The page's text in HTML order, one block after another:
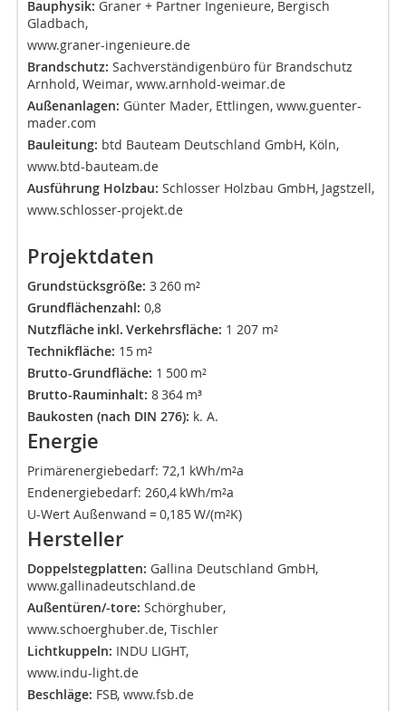
Bauphysik: Graner + Partner Ingenieure, Bergisch
Gladbach,
www.graner-ingenieure.de
Brandschutz: Sachverständigenbüro für Brandschutz
Arnhold, Weimar, www.arnhold-weimar.de
Außenanlagen: Günter Mader, Ettlingen, www.guenter-
mader.com
Bauleitung: btd Bauteam Deutschland GmbH, Köln,
www.btd-bauteam.de
Ausführung Holzbau: Schlosser Holzbau GmbH, Jagstzell,
www.schlosser-projekt.de
Projektdaten
Grundstücksgröße: 3 260 m²
Grundflächenzahl: 0,8
Nutzfläche inkl. Verkehrsfläche: 1 207 m²
Technikfläche: 15 m²
Brutto-Grundfläche: 1 500 m²
Brutto-Rauminhalt: 8364 m³
Baukosten (nach DIN 276): k. A.
Energie
Primärenergiebedarf: 72,1 kWh/m²a
Endenergiebedarf: 260,4 kWh/m²a
U-Wert Außenwand = 0,185 W/(m²K)
Hersteller
Doppelstegplatten: Gallina Deutschland GmbH,
www.gallinadeutschland.de
Außentüren/-tore: Schörghuber,
www.schoerghuber.de, Tischler
Lichtkuppeln: INDU LIGHT,
www.indu-light.de
Beschläge: FSB, www.fsb.de